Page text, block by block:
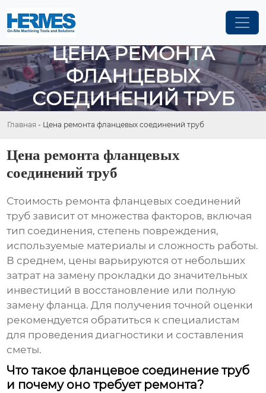
ЦЕНА РЕМОНТА
ФЛАНЦЕВЫХ
СОЕДИНЕНИЙ ТРУБ
Главная - Цена ремонта фланцевых соединений труб
Цена ремонта фланцевых
соединений труб
Стоимость ремонта фланцевых соединений
труб зависит от множества факторов, включая
тип соединения, степень повреждения,
используемые материалы и сложность работы.
В среднем, цены варьируются от небольших
затрат на замену прокладки до значительных
инвестиций в восстановление или полную
замену фланца. Для получения точной оценки
рекомендуется обратиться к специалистам
для проведения диагностики и составления
сметы.
Что такое фланцевое соединение труб
и почему оно требует ремонта?